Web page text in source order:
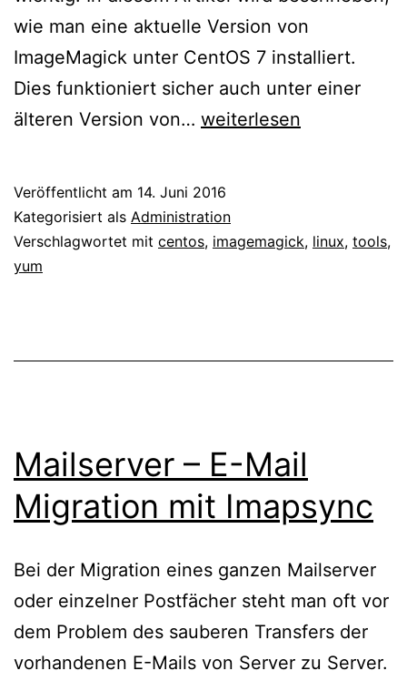
wie man eine aktuelle Version von
ImageMagick unter CentOS 7 installiert.
Dies funktioniert sicher auch unter einer
älteren Version von… CentOS
7
installieren
weiterlesen
Veröffentlicht am 14. Juni 2016
Kategorisiert als Administration
Verschlagwortet mit centos, imagemagick, linux, tools,
yum
Mailserver – E-Mail
Migration mit Imapsync
Bei der Migration eines ganzen Mailserver
oder einzelner Postfächer steht man oft vor
dem Problem des sauberen Transfers der
vorhandenen E-Mails von Server zu Server.